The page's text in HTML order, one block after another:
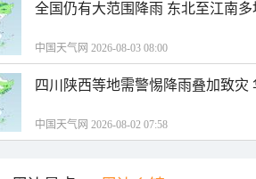
全国仍有大范围降雨 东北至江南
中国天气网 2026-08-03 08:00
四川陕西等地需警惕降雨叠加致
中国天气网 2026-08-02 07:58